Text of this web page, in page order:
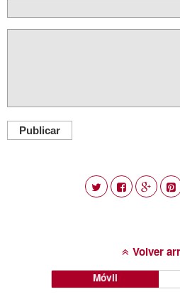
Publicar
Volver
Móvil